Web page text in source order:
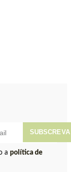
a política de
SUBSCREVA